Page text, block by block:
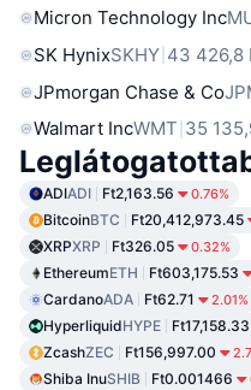
Micron Technology Inc
SK HynixSKHY 43 426,8
JPmorgan Chase & Co
Walmart IncWMT 35
ADIADI Ft2,163.56 0.76%
BitcoinBTC Ft20,412,973.45
XRPXRP Ft326.05 0.32%
EthereumETH Ft603,175.53
CardanoADA Ft62.71 2.01%
HyperliquidHYPE Ft17,158.33
ZcashZEC Ft156,997.00
Shiba InuSHIB Ft0.001466